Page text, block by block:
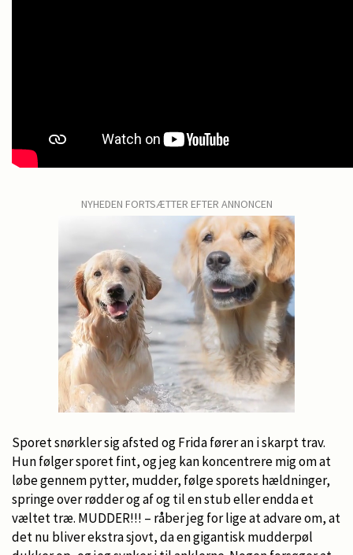
NYHEDEN FORTSÆTTER EFTER ANNONCEN
Sporet snørkler sig afsted og Frida fører an i skarpt trav.
Hun følger sporet fint, og jeg kan koncentrere mig om at
løbe gennem pytter, mudder, følge sporets hældninger,
springe over rødder og af og til en stub eller endda et
væltet træ. MUDDER!!! – råber jeg for lige at advare om, at
det nu bliver ekstra sjovt, da en gigantisk mudderpøl